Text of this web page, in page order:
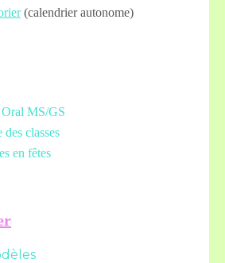
(calendrier autonome)
Oral MS/GS
des classes
en fêtes